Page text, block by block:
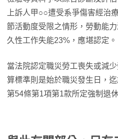
上訴人甲○○遭受系爭傷害經治
節活動度受限之情形，勞動能
久性工作失能23%，應堪認定。
當法院認定職災勞工喪失或減
算標準則是始於職災發生日，
第54條第1項第1款所定強制退